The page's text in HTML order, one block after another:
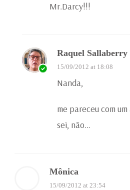
Mr.Darcy!!!
Raquel Sallaberry
15/09/2012 at 18:08
Nanda,
me pareceu com
sei, não…
Mônica
15/09/2012 at 23:54